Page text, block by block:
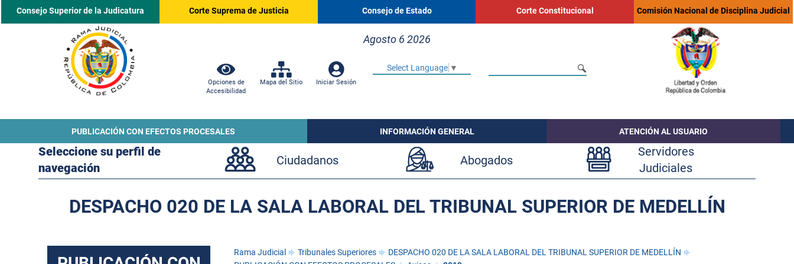
Consejo Superior de la Judicatura Corte Suprema de Justicia Consejo de Estado Corte Constitucional Comisión Nacional de Disciplina Judicial
Agosto 6 2026
Opciones de
Accesibilidad
Mapa del Sitio Iniciar Sesión
Select Language ▼
PUBLICACIÓN CON EFECTOS PROCESALES INFORMACIÓN GENERAL ATENCIÓN AL USUARIO
Seleccione su perfil de
navegación
Ciudadanos Abogados
Servidores
Judiciales
DESPACHO 020 DE LA SALA LABORAL DEL TRIBUNAL SUPERIOR DE MEDELLÍN
Rama Judicial Tribunales Superiores
DESPACHO 020 DE LA SALA LABORAL DEL TRIBUNAL SUPERIOR DE MEDELLÍN